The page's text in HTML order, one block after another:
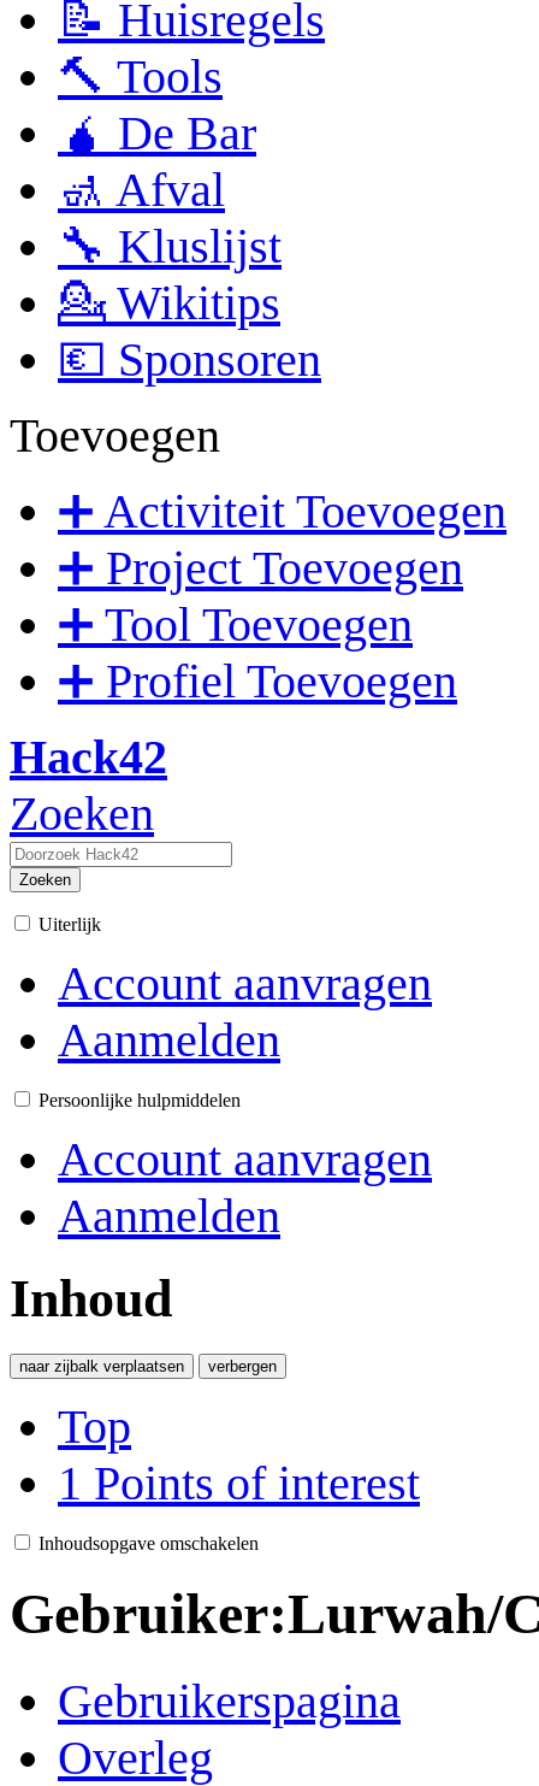
📝 Huisregels
🔨 Tools
🧉 De Bar
🚮 Afval
🔧 Kluslijst
💁 Wikitips
💶 Sponsoren
Toevoegen
➕ Activiteit Toevoegen
➕ Project Toevoegen
➕ Tool Toevoegen
➕ Profiel Toevoegen
Hack42
Zoeken
Zoeken
Uiterlijk
Account aanvragen
Aanmelden
Persoonlijke hulpmiddelen
Account aanvragen
Aanmelden
Inhoud
naar zijbalk verplaatsen verbergen
Top
1 Points of interest
Inhoudsopgave omschakelen
Gebruiker:Lurwah/
Gebruikerspagina
Overleg